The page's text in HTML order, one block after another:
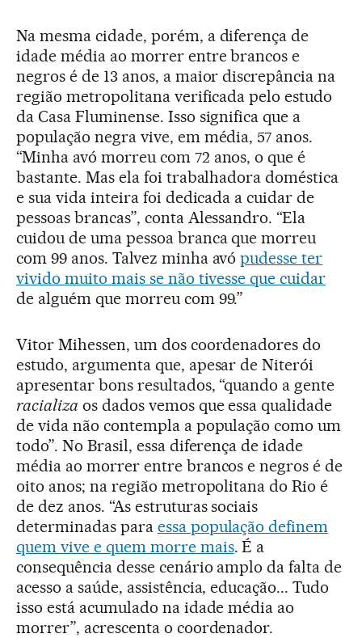
Na mesma cidade, porém, a diferença de
idade média ao morrer entre brancos e
negros é de 13 anos, a maior discrepância na
região metropolitana verificada pelo estudo
da Casa Fluminense. Isso significa que a
população negra vive, em média, 57 anos.
“Minha avó morreu com 72 anos, o que é
bastante. Mas ela foi trabalhadora doméstica
e sua vida inteira foi dedicada a cuidar de
pessoas brancas”, conta Alessandro. “Ela
cuidou de uma pessoa branca que morreu
com 99 anos. Talvez minha avópudesse ter
vivido muito mais se não tivesse que cuidar
de alguém que morreu com 99.”
Vitor Mihessen, um dos coordenadores do
estudo, argumenta que, apesar de Niterói
apresentar bons resultados, “quando a gente
racializa os dados vemos que essa qualidade
de vida não contempla a população como um
todo”. No Brasil, essa diferença de idade
média ao morrer entre brancos e negros é de
oito anos; na região metropolitana do Rio é
de dez anos. “As estruturas sociais
determinadas para essa população definem
quem vive e quem morre mais. É a
consequência desse cenário amplo da falta de
acesso a saúde, assistência, educação... Tudo
isso está acumulado na idade média ao
morrer”, acrescenta o coordenador.